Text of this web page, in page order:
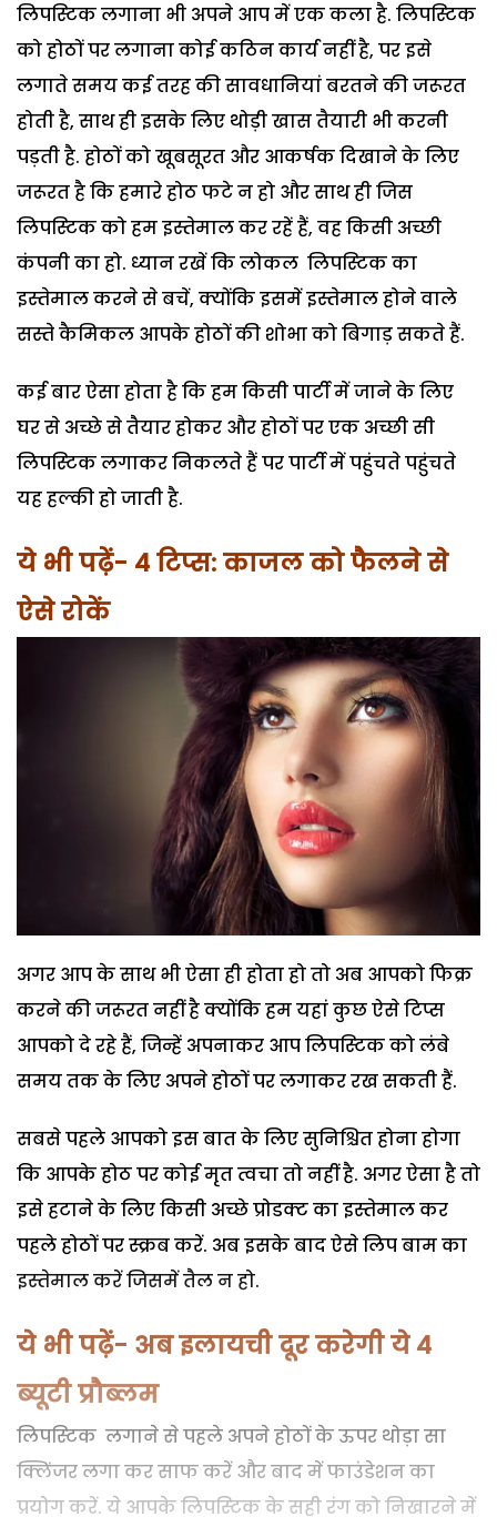
लिपस्‍टिक लगाना भी अपने आप में एक कला है. लिपस्‍टिक
को होठों पर लगाना कोई कठिन कार्य नहीं है, पर इसे
लगाते समय कई तरह की सावधानियां बरतने की जरूरत
होती है, साथ ही इसके लिए थोड़ी खास तैयारी भी करनी
पड़ती है. होठों को खूबसूरत और आकर्षक दिखाने के लिए
जरूरत है कि हमारे होठ फटे न हो और साथ ही जिस
लिपस्‍टिक को हम इस्तेमाल कर रहें हैं, वह किसी अच्छी
कंपनी का हो. ध्यान रखें कि लोकल लिपस्‍टिक का
इस्तेमाल करने से बचें, क्योंकि इसमें इस्तेमाल होने वाले
सस्ते कैमिकल आपके होठों की शोभा को बिगाड़ सकते हैं.
कई बार ऐसा होता है कि हम किसी पार्टी में जाने के लिए
घर से अच्छे से तैयार होकर और होठों पर एक अच्छी सी
लिपस्‍टिक लगाकर निकलते हैं पर पार्टी में पहुंचते पहुंचते
यह हल्की हो जाती है.
ये भी पढ़ें- 4 टिप्स: काजल को फैलने से
ऐसे रोकें
अगर आप के साथ भी ऐसा ही होता हो तो अब आपको फिक्र
करने की जरूरत नहीं है क्योंकि हम यहां कुछ ऐसे टिप्स
आपको दे रहे हैं, जिन्हें अपनाकर आप लिपस्‍टिक को लंबे
समय तक के लिए अपने होठों पर लगाकर रख सकती हैं.
सबसे पहले आपको इस बात के लिए सुनिश्चित होना होगा
कि आपके होठ पर कोई मृत त्वचा तो नहीं है. अगर ऐसा है तो
इसे हटाने के लिए किसी अच्छे प्रोडक्ट का इस्तेमाल कर
पहले होठों पर स्क्रब करें. अब इसके बाद ऐसे लिप बाम का
इस्तेमाल करें जिसमें तैल न हो.
ये भी पढ़ें- अब इलायची दूर करेगी ये 4
ब्यूटी प्रौब्लम
लिपस्‍टिक लगाने से पहले अपने होठों के ऊपर थोड़ा सा
क्लिंजर लगा कर साफ करें और बाद में फाउंडेशन का
प्रयोग करें. ये आपके लिपस्‍टिक के सही रंग को निखारने में